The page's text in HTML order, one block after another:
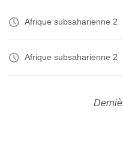
Afrique subsaharienne 2
Afrique subsaharienne 2